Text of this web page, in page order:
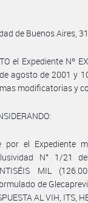
de Buenos Aires,
el Expediente Nº
agosto de 2001 y
modificatorias y
por el Expediente
N° 1/21
MIL
de
AL VIH, ITS,